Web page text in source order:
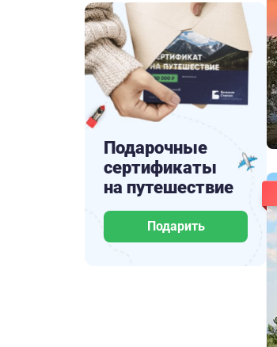
Подарочные
сертификаты
на путешествие
Подарить